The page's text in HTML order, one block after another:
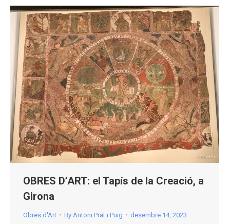
OBRES D’ART: el Tapís de la Creació, a
Girona
Obres d'Art By Antoni Prat i Puig desembre 14, 2023